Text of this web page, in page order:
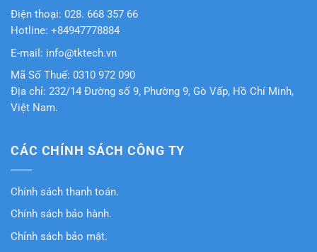
Điện thoại: 028. 668 357 66
Hotline: +84947778884
E-mail: info@tktech.vn
Mã Số Thuế: 0310 972 090
Địa chỉ: 232/14 Đường số 9, Phường 9, Gò Vấp, Hồ Chí Minh,
Việt Nam.
CÁC CHÍNH SÁCH CÔNG TY
Chính sách thanh toán.
Chính sách bảo hành.
Chỉnh sách bảo mật.